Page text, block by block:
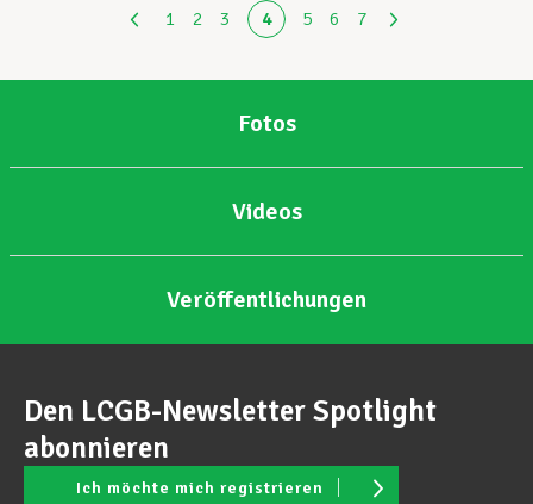
1 2 3 4 5 6 7
Fotos
Videos
Veröffentlichungen
Den LCGB-Newsletter Spotlight
abonnieren
Ich möchte mich registrieren